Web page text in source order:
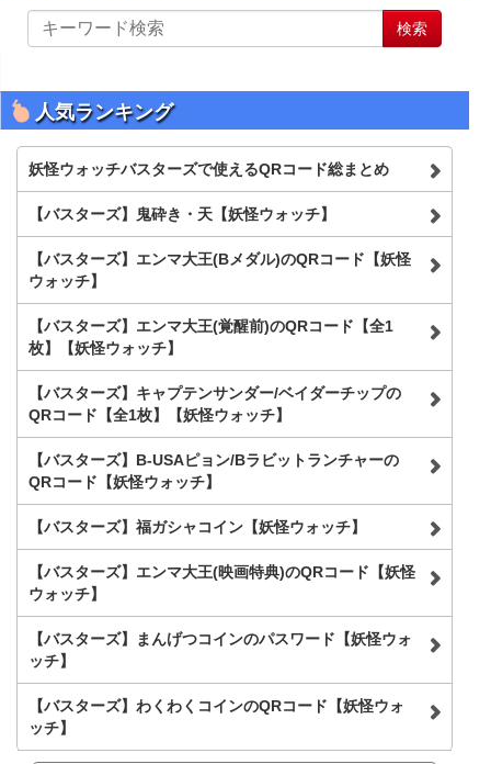
イ
を
検
索
検索
人気ランキング
妖怪ウォッチバスターズで使えるQRコード総まとめ
【バスターズ】鬼砕き・天【妖怪ウォッチ】
【バスターズ】エンマ大王(Bメダル)のQRコード【妖怪
ウォッチ】
【バスターズ】エンマ大王(覚醒前)のQRコード【全1
枚】【妖怪ウォッチ】
【バスターズ】キャプテンサンダー/ベイダーチップの
QRコード【全1枚】【妖怪ウォッチ】
【バスターズ】B-USAピョン/Bラビットランチャーの
QRコード【妖怪ウォッチ】
【バスターズ】福ガシャコイン【妖怪ウォッチ】
【バスターズ】エンマ大王(映画特典)のQRコード【妖怪
ウォッチ】
【バスターズ】まんげつコインのパスワード【妖怪ウォ
ッチ】
【バスターズ】わくわくコインのQRコード【妖怪ウォ
ッチ】